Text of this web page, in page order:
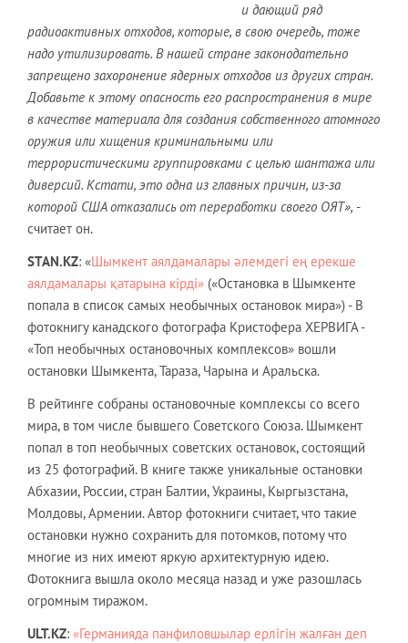
и дающий ряд
радиоактивных отходов, которые, в свою очередь, тоже
надо утилизировать. В нашей стране законодательно
запрещено захоронение ядерных отходов из других стран.
Добавьте к этому опасность его распространения в мире
в качестве материала для создания собственного атомного
оружия или хищения криминальными или
террористическими группировками с целью шантажа или
диверсий. Кстати, это одна из главных причин, из-за
которой США отказались от переработки своего ОЯТ», -
считает он.
STAN.KZ: «Шымкент аялдамалары әлемдегі ең ерекше
аялдамалары қатарына кірді» («Остановка в Шымкенте
попала в список самых необычных остановок мира») - В
фотокнигу канадского фотографа Кристофера ХЕРВИГА -
«Топ необычных остановочных комплексов» вошли
остановки Шымкента, Тараза, Чарына и Аральска.
В рейтинге собраны остановочные комплексы со всего
мира, в том числе бывшего Советского Союза. Шымкент
попал в топ необычных советских остановок, состоящий
из 25 фотографий. В книге также уникальные остановки
Абхазии, России, стран Балтии, Украины, Кыргызстана,
Молдовы, Армении. Автор фотокниги считает, что такие
остановки нужно сохранить для потомков, потому что
многие из них имеют яркую архитектурную идею.
Фотокнига вышла около месяца назад и уже разошлась
огромным тиражом.
ULT.KZ: «Германияда панфиловшылар ерлігін жалған деп